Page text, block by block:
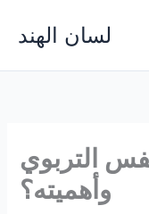
content
لسان الهند
التربوي
وأهميته؟